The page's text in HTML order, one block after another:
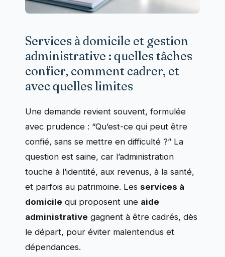
Services à domicile et gestion
administrative : quelles tâches
confier, comment cadrer, et
avec quelles limites
Une demande revient souvent, formulée
avec prudence : “Qu’est-ce qui peut être
confié, sans se mettre en difficulté ?” La
question est saine, car l’administration
touche à l’identité, aux revenus, à la santé,
et parfois au patrimoine. Les services à
domicile qui proposent une aide
administrative gagnent à être cadrés, dès
le départ, pour éviter malentendus et
dépendances.